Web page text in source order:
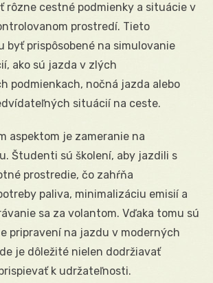
rôzne cestné podmienky a situácie v
prostredí. Tieto
byť prispôsobené na simulovanie
ako sú jazda v zlých
podmienkach, nočná jazda alebo
situácií na ceste.
aspektom je zameranie na
Študenti sú školení, aby jazdili s
prostredie, čo zahŕňa
paliva, minimalizáciu emisií a
sa za volantom. Vďaka tomu sú
pripravení na jazdu v moderných
je dôležité nielen dodržiavať
k udržateľnosti.